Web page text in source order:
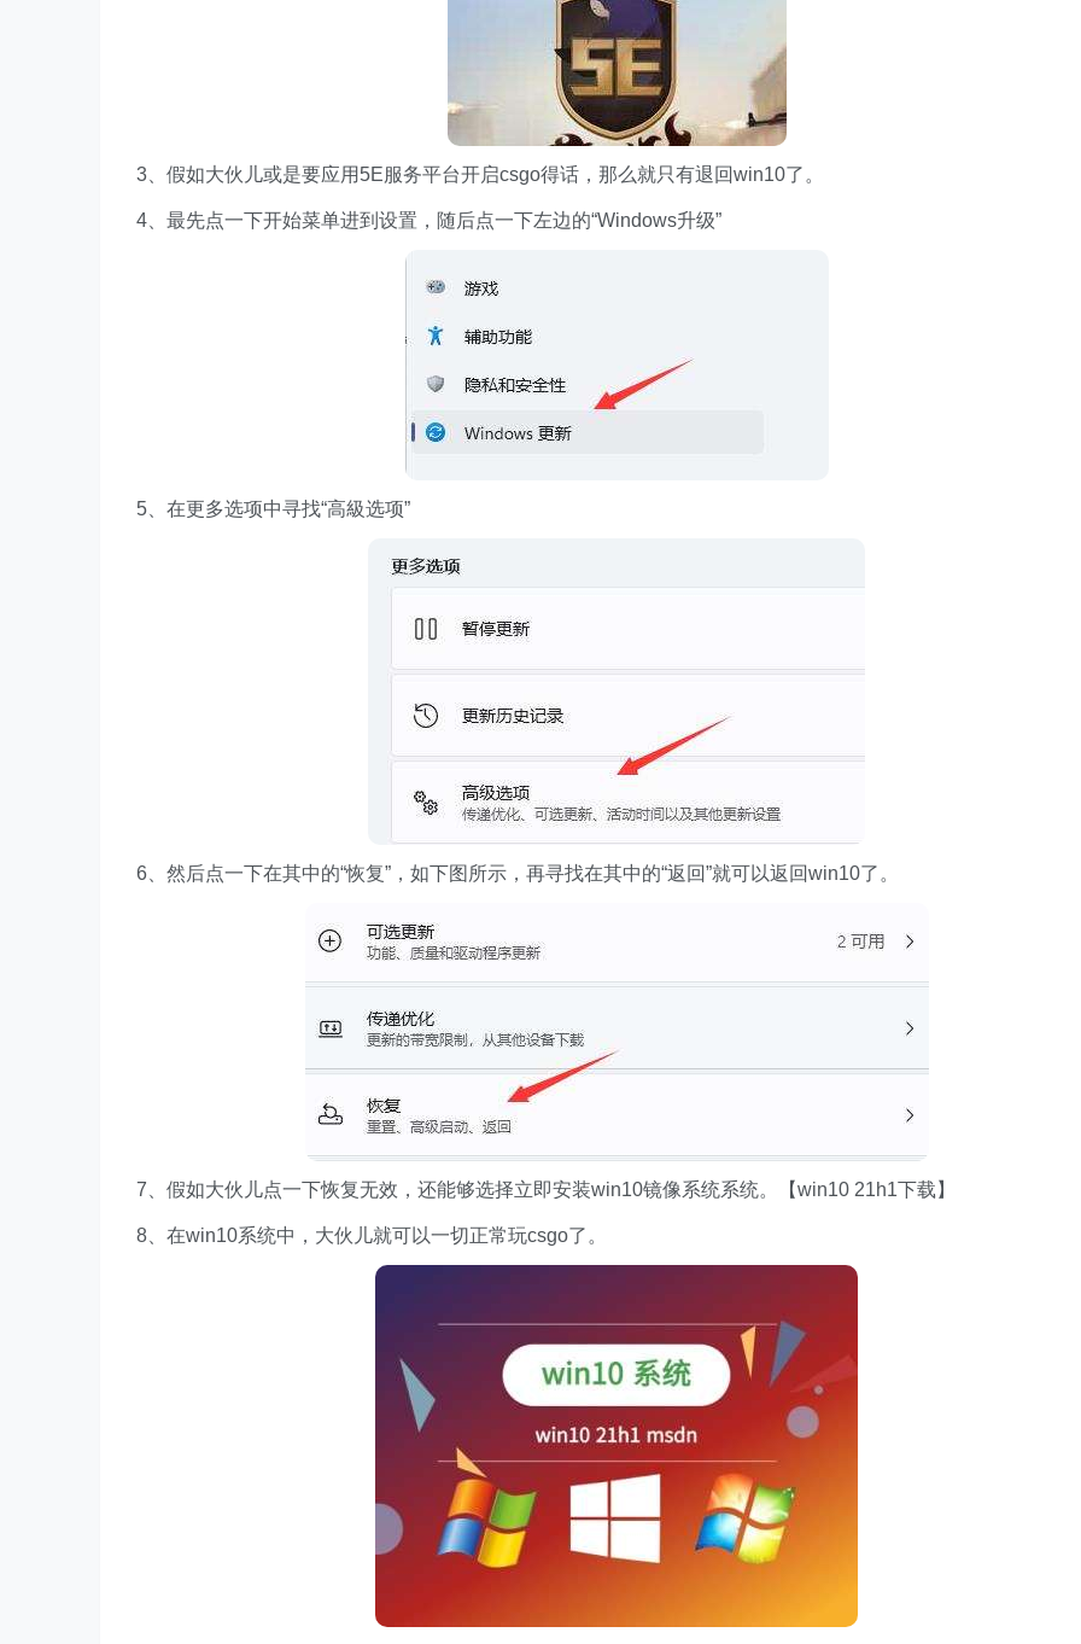
3、假如大伙儿或是要应用5E服务平台开启csgo得话，那么就只有退回win10了。
4、最先点一下开始菜单进到设置，随后点一下左边的“Windows升级”
5、在更多选项中寻找“高級选项”
6、然后点一下在其中的“恢复”，如下图所示，再寻找在其中的“返回”就可以返回win10了。
7、假如大伙儿点一下恢复无效，还能够选择立即安装win10镜像系统系统。【win10 21h1下载】
8、在win10系统中，大伙儿就可以一切正常玩csgo了。